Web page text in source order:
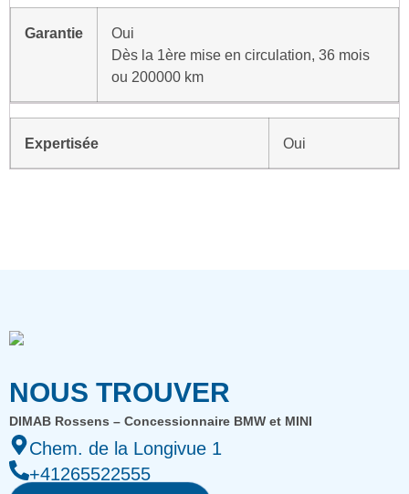
Garantie
Oui
Dès la 1ère mise en circulation, 36 mois
ou 200000 km
Expertisée Oui
NOUS TROUVER
DIMAB Rossens – Concessionnaire BMW et MINI
Chem. de la Longivue 1
+41265522555